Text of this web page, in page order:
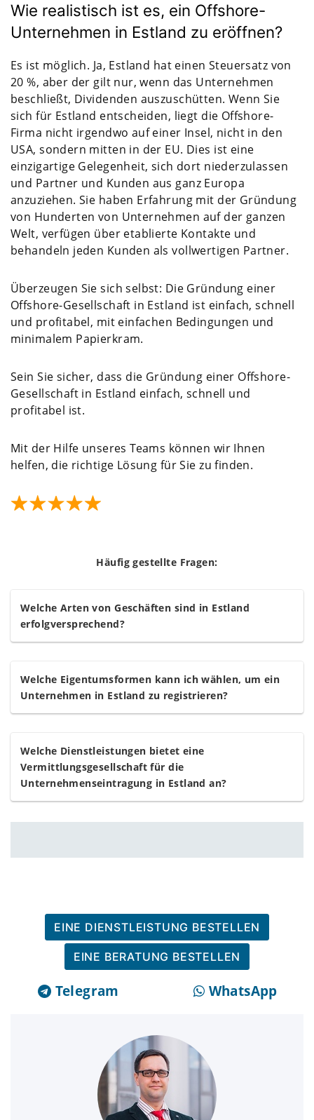
Wie realistisch ist es, ein Offshore-
Unternehmen in Estland zu eröffnen?
Es ist möglich. Ja, Estland hat einen Steuersatz von
20 %, aber der gilt nur, wenn das Unternehmen
beschließt, Dividenden auszuschütten. Wenn Sie
sich für Estland entscheiden, liegt die Offshore-
Firma nicht irgendwo auf einer Insel, nicht in den
USA, sondern mitten in der EU. Dies ist eine
einzigartige Gelegenheit, sich dort niederzulassen
und Partner und Kunden aus ganz Europa
anzuziehen. Sie haben Erfahrung mit der Gründung
von Hunderten von Unternehmen auf der ganzen
Welt, verfügen über etablierte Kontakte und
behandeln jeden Kunden als vollwertigen Partner.
Überzeugen Sie sich selbst: Die Gründung einer
Offshore-Gesellschaft in Estland ist einfach, schnell
und profitabel, mit einfachen Bedingungen und
minimalem Papierkram.
Sein Sie sicher, dass die Gründung einer Offshore-
Gesellschaft in Estland einfach, schnell und
profitabel ist.
Mit der Hilfe unseres Teams können wir Ihnen
helfen, die richtige Lösung für Sie zu finden.
Häufig gestellte Fragen:
Welche Arten von Geschäften sind in Estland
erfolgversprechend?
Welche Eigentumsformen kann ich wählen, um ein
Unternehmen in Estland zu registrieren?
Welche Dienstleistungen bietet eine
Vermittlungsgesellschaft für die
Unternehmenseintragung in Estland an?
EINE DIENSTLEISTUNG BESTELLEN
EINE BERATUNG BESTELLEN
Telegram WhatsApp